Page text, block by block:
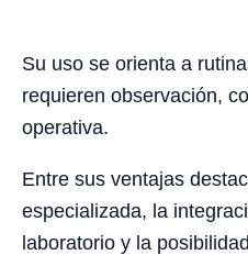
Su uso se orienta a
requieren observación,
operativa.
Entre sus ventajas
especializada, la
laboratorio y la